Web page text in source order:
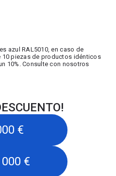
azul RAL5010, en caso de
piezas de productos idénticos
10%. Consulte con nosotros
€
€